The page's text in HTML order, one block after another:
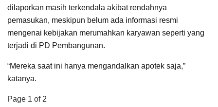
dilaporkan masih terkendala akibat rendahnya
pemasukan, meskipun belum ada informasi resmi
mengenai kebijakan merumahkan karyawan seperti yang
terjadi di PD Pembangunan.
“Mereka saat ini hanya mengandalkan apotek saja,”
katanya.
Page 1 of 2